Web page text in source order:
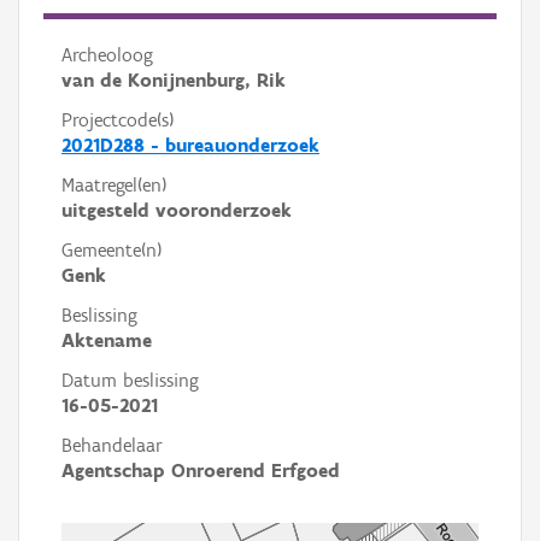
Archeoloog
van de Konijnenburg, Rik
Projectcode(s)
2021D288 - bureauonderzoek
Maatregel(en)
uitgesteld vooronderzoek
Gemeente(n)
Genk
Beslissing
Aktename
Datum beslissing
16-05-2021
Behandelaar
Agentschap Onroerend Erfgoed